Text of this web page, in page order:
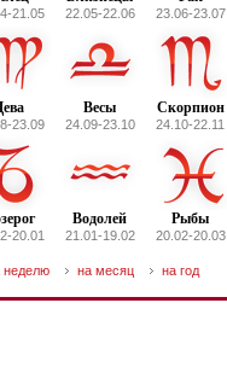
21.05 22.05-22.06 23.06-23.07
23.09
Весы
24.09-23.10
Скорпион
24.10-22.11
20.01
Водолей
21.01-19.02
Рыбы
20.02-20.03
неделю на месяц на год